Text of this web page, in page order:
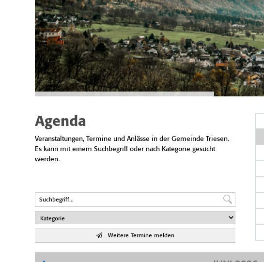
Agenda
Veranstaltungen, Termine und Anlässe in der Gemeinde Triesen.
Es kann mit einem Suchbegriff oder nach Kategorie gesucht
werden.
Weitere Termine melden